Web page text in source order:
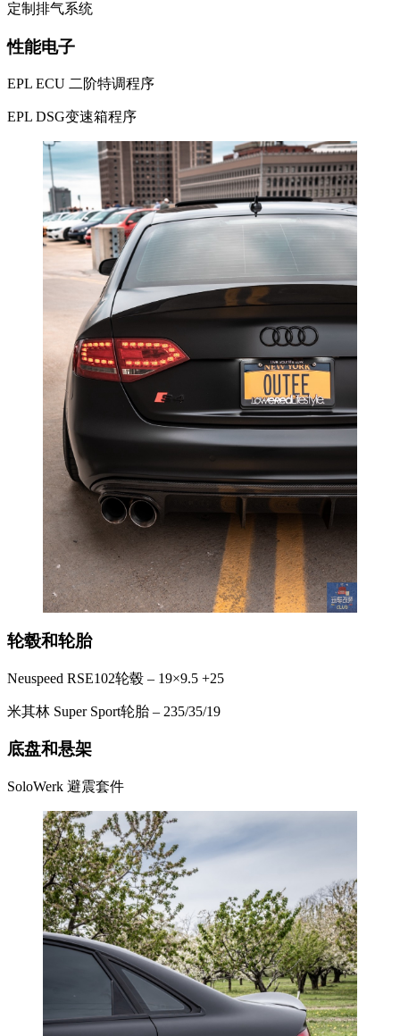
定制排气系统
性能电子
EPL ECU 二阶特调程序
EPL DSG变速箱程序
轮毂和轮胎
Neuspeed RSE102轮毂 – 19×9.5 +25
米其林 Super Sport轮胎 – 235/35/19
底盘和悬架
SoloWerk 避震套件